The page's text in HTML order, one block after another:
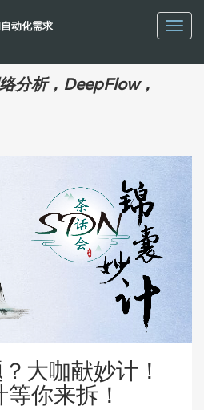
动化需求
分析，DeepFlow，
大咖献妙计！
你来拆！